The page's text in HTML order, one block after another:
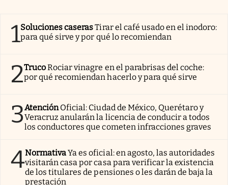
1Soluciones caserasTirar el café usado en el inodoro:
para qué sirve y por qué lo recomiendan
2TrucoRociar vinagre en el parabrisas del coche:
por qué recomiendan hacerlo y para qué sirve
3AtenciónOficial: Ciudad de México, Querétaro y
Veracruz anularán la licencia de conducir a todos
los conductores que cometen infracciones graves
4NormativaYa es oficial: en agosto, las autoridades
visitarán casa por casa para verificar la existencia
de los titulares de pensiones o les darán de baja la
prestación